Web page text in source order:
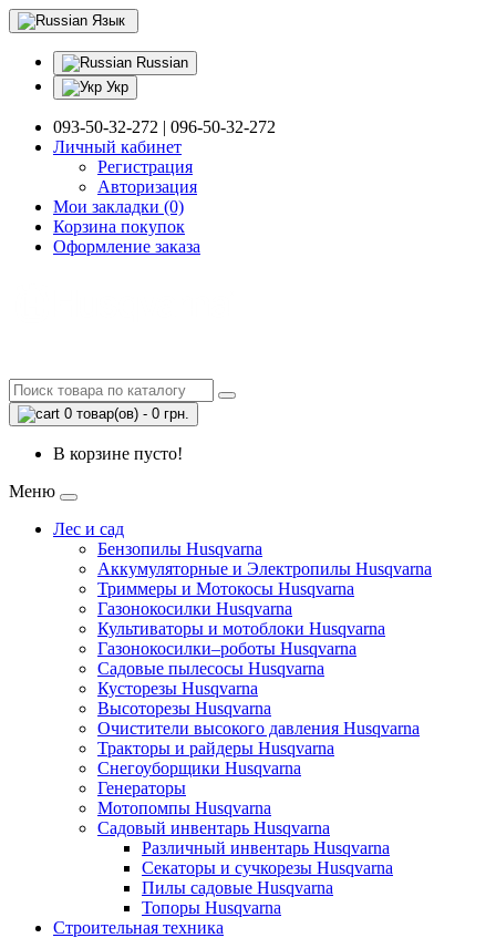
Язык
Russian
Укр
093-50-32-272 | 096-50-32-272
Личный кабинет
Регистрация
Авторизация
Мои закладки (0)
Корзина покупок
Оформление заказа
0 товар(ов) - 0 грн.
В корзине пусто!
Меню
Лес и сад
Бензопилы Husqvarna
Аккумуляторные и Электропилы Нusqvarna
Триммеры и Мотокосы Нusqvarna
Газонокосилки Husqvarna
Культиваторы и мотоблоки Husqvarna
Газонокосилки–роботы Husqvarna
Садовые пылесосы Husqvarna
Кусторезы Husqvarna
Высоторезы Husqvarna
Очистители высокого давления Husqvarna
Тракторы и райдеры Husqvarna
Снегоуборщики Husqvarna
Генераторы
Мотопомпы Husqvarna
Садовый инвентарь Husqvarna
Различный инвентарь Husqvarna
Секаторы и сучкорезы Husqvarna
Пилы садовые Husqvarna
Топоры Husqvarna
Строительная техника